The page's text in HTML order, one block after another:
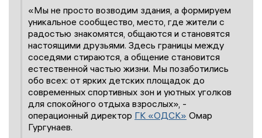
«Мы не просто возводим здания, а формируем
уникальное сообщество, место, где жители с
радостью знакомятся, общаются и становятся
настоящими друзьями. Здесь границы между
соседями стираются, а общение становится
естественной частью жизни. Мы позаботились
обо всех: от ярких детских площадок до
современных спортивных зон и уютных уголков
для спокойного отдыха взрослых», -
операционный директор ГК «ОДСК» Омар
Гургунаев.